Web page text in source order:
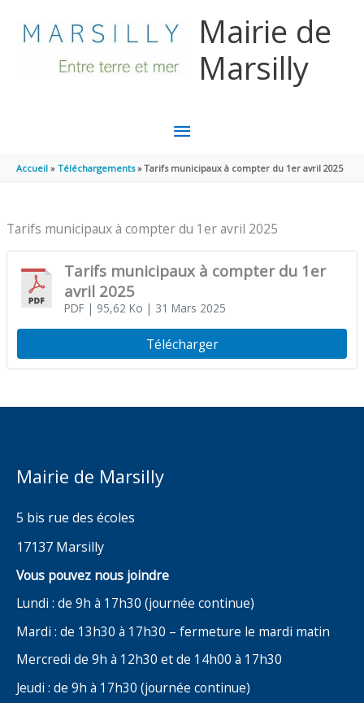
Mairie de
Marsilly
MENU
PRINCIPAL
Accueil Téléchargements Tarifs municipaux à compter du 1er avril 2025
Tarifs municipaux à compter du 1er avril 2025
Tarifs municipaux à compter du 1er
avril 2025
PDF| 95,62 Ko | 31 Mars 2025
Télécharger
Mairie de Marsilly
5 bis rue des écoles
17137 Marsilly
Vous pouvez nous joindre
Lundi : de 9h à 17h30 (journée continue)
Mardi : de 13h30 à 17h30 – fermeture le mardi matin
Mercredi de 9h à 12h30 et de 14h00 à 17h30
Jeudi : de 9h à 17h30 (journée continue)